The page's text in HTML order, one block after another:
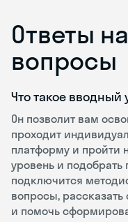
Ответы
вопросы
Что такое вводный
Он позволит вам
проходит
платформу и пройти
уровень и
подключится
вопросы,
и помочь